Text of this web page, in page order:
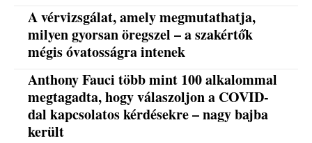
A vérvizsgálat, amely megmutathatja,
milyen gyorsan öregszel – a szakértők
mégis óvatosságra intenek
Anthony Fauci több mint 100 alkalommal
megtagadta, hogy válaszoljon a COVID-
dal kapcsolatos kérdésekre – nagy bajba
került